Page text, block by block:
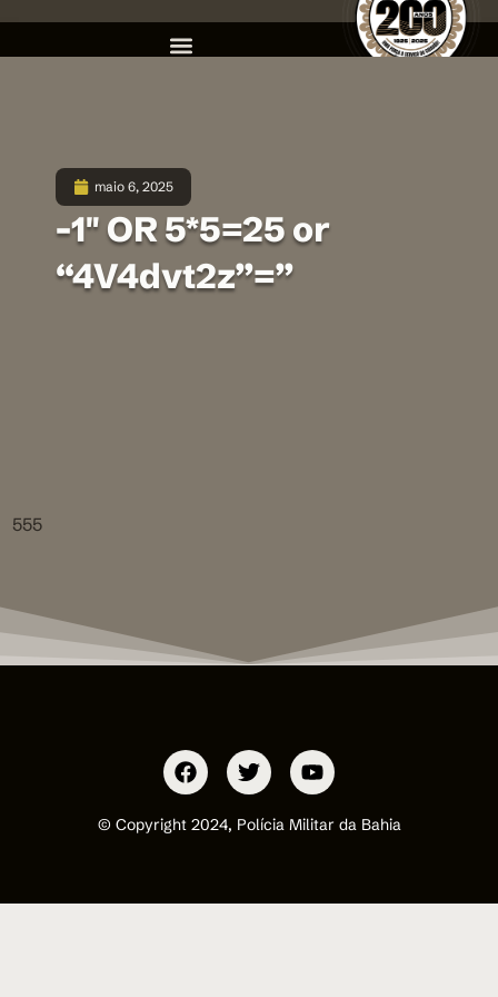
maio 6, 2025
-1″ OR 5*5=25 or
“4V4dvt2z”=”
555
© Copyright 2024, Polícia Militar da Bahia